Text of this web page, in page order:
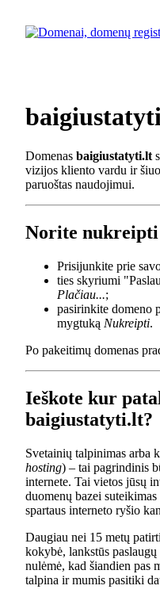
Domenas baigiustatyti.lt
vizijos kliento vardu ir
paruoštas naudojimui.
Norite
Prisijunkite prie
ties skyriumi
Plačiau...;
pasirinkite domeno
mygtuką Nukreipti.
Po pakeitimų domenas
Ieškote kur
baigiustatyti.lt?
Svetainių talpinimas arba
hosting) – tai pagrindinis
internete. Tai vietos jūsų
duomenų bazei
spartaus interneto ryšio
Daugiau nei 15 metų
kokybė, lankstūs
nulėmė, kad šiandien pas
talpina ir mumis pasitiki